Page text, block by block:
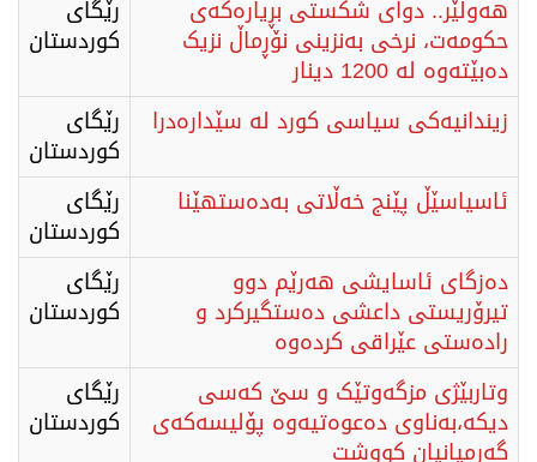
هەولێر.. دوای شکستی بڕیارەکەی
حکومەت، نرخی بەنزینی نۆڕماڵ نزیک
دەبێتەوە لە 1200 دینار
رێگای
كوردستان
زیندانیەکی سیاسی کورد لە سێدارەدرا
رێگای
كوردستان
ئاسیاسێڵ پێنج خەڵاتی بەدەستهێنا
رێگای
كوردستان
دەزگای ئاسایشی هەرێم دوو
تیرۆریستی داعشی دەستگیرکرد و
رادەستی عێراقی کردەوە
رێگای
كوردستان
وتاربێژی مزگەوتێک و سێ کەسی
دیکە،بەناوی دەعوەتیەوە پۆلیسەکەی
گەرمیانیان کووشت
رێگای
كوردستان